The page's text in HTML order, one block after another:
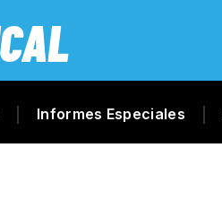
Informes Especiales